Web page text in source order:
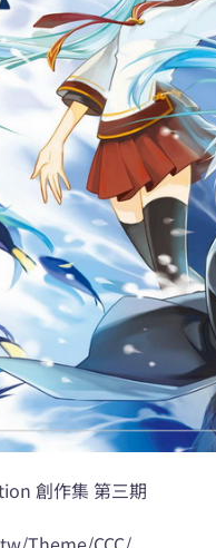
創作集 第三期